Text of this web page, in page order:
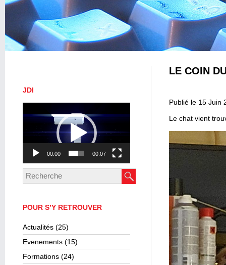
JDI
vidéo
00:00 00:07
POUR S’Y RETROUVER
Actualités (25)
Evenements (15)
Formations (24)
LE COIN
Publié le 15 Juin
Le chat vient